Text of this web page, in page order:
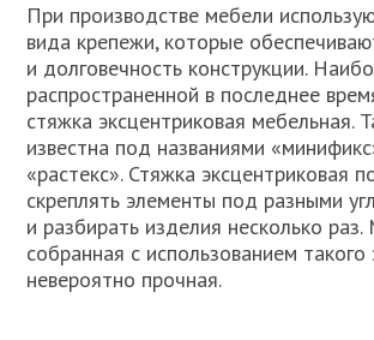
При производстве мебели
вида крепежи, которые
и долговечность конструкции.
распространенной в последнее
стяжка эксцентриковая мебельная.
известна под названиями
«растекс». Стяжка эксцентриковая
скреплять элементы под разными
и разбирать изделия несколько
собранная с использованием такого
невероятно прочная.